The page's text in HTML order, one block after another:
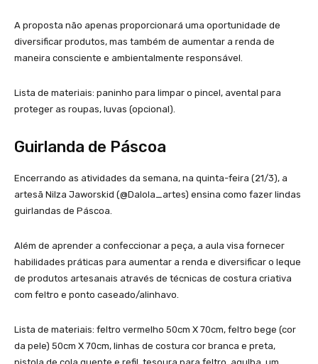
A proposta não apenas proporcionará uma oportunidade de
diversificar produtos, mas também de aumentar a renda de
maneira consciente e ambientalmente responsável.
Lista de materiais: paninho para limpar o pincel, avental para
proteger as roupas, luvas (opcional).
Guirlanda de Páscoa
Encerrando as atividades da semana, na quinta-feira (21/3), a
artesã Nilza Jaworskid (@Dalola_artes) ensina como fazer lindas
guirlandas de Páscoa.
Além de aprender a confeccionar a peça, a aula visa fornecer
habilidades práticas para aumentar a renda e diversificar o leque
de produtos artesanais através de técnicas de costura criativa
com feltro e ponto caseado/alinhavo.
Lista de materiais: feltro vermelho 50cm X 70cm, feltro bege (cor
da pele) 50cm X 70cm, linhas de costura cor branca e preta,